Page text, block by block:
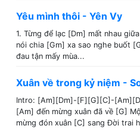
Yêu mình thôi - Yên Vy
1. Từng để lạc [Dm] mất nhau
nói chia [Gm] xa sao nghe buốt
đau tận mấy mùa...
Xuân về trong kỷ niệm -
Intro: [Am][Dm]-[F][G][C]-
[Am] đến mừng xuân đã về [G]
mừng đón xuân [C] sang Đời trai